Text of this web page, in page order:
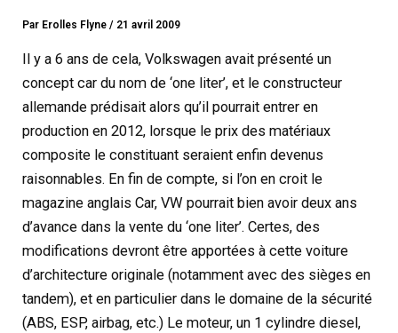
Par Erolles Flyne/ 21 avril 2009
Il y a 6 ans de cela, Volkswagen avait présenté un
concept car du nom de ‘one liter’, et le constructeur
allemande prédisait alors qu’il pourrait entrer en
production en 2012, lorsque le prix des matériaux
composite le constituant seraient enfin devenus
raisonnables. En fin de compte, si l’on en croit le
magazine anglais Car, VW pourrait bien avoir deux ans
d’avance dans la vente du ‘one liter’. Certes, des
modifications devront être apportées à cette voiture
d’architecture originale (notamment avec des sièges en
tandem), et en particulier dans le domaine de la sécurité
(ABS, ESP, airbag, etc.) Le moteur, un 1 cylindre diesel,